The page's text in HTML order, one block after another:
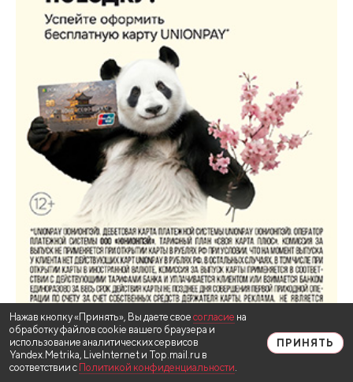
Нажав кнопку «Принять», Вы даете свое согласие на
обработку файлов cookie вашего браузера и
использование аналитических сервисов
Yandex.Metrika, LiveInternet и Top.mail.ru в
соответствии с Политикой конфиденциальности.
ПРИНЯТЬ